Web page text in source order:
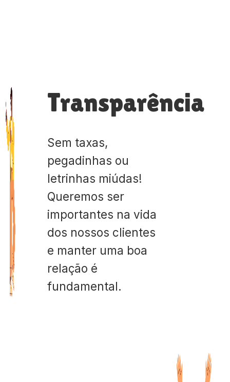
Transparência
Sem taxas,
pegadinhas ou
letrinhas miúdas!
Queremos ser
importantes na vida
dos nossos clientes
e manter uma boa
relação é
fundamental.